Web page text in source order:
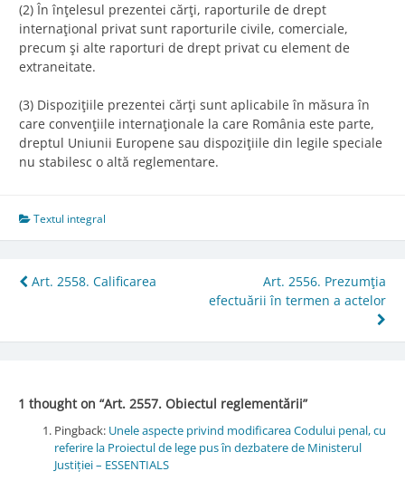
(2) În înţelesul prezentei cărţi, raporturile de drept
internaţional privat sunt raporturile civile, comerciale,
precum şi alte raporturi de drept privat cu element de
extraneitate.
(3) Dispoziţiile prezentei cărţi sunt aplicabile în măsura în
care convenţiile internaţionale la care România este parte,
dreptul Uniunii Europene sau dispoziţiile din legile speciale
nu stabilesc o altă reglementare.
Textul integral
Post
Art. 2558. Calificarea
Art. 2556. Prezumţia
efectuării în termen a actelor
1 thought on “Art. 2557. Obiectul reglementării”
Pingback: Unele aspecte privind modificarea Codului penal, cu
referire la Proiectul de lege pus în dezbatere de Ministerul
Justiției – ESSENTIALS